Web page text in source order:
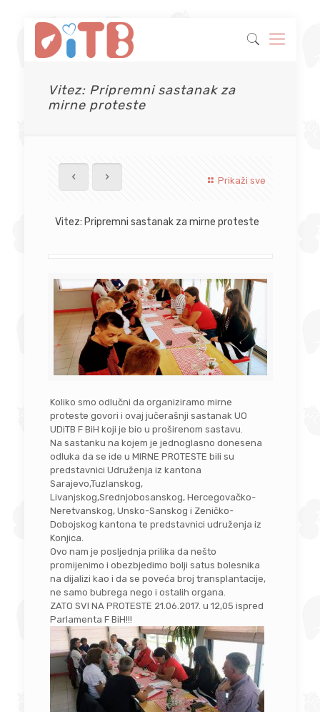
Vitez: Pripremni sastanak za
mirne proteste
Prikaži sve
Vitez: Pripremni sastanak za mirne proteste
Koliko smo odlučni da organiziramo mirne
proteste govori i ovaj jučerašnji sastanak UO
UDiTB F BiH koji je bio u proširenom sastavu.
Na sastanku na kojem je jednoglasno donesena
odluka da se ide u MIRNE PROTESTE bili su
predstavnici Udruženja iz kantona
Sarajevo,Tuzlanskog,
Livanjskog,Srednjobosanskog, Hercegovačko-
Neretvanskog, Unsko-Sanskog i Zeničko-
Dobojskog kantona te predstavnici udruženja iz
Konjica.
Ovo nam je posljednja prilika da nešto
promijenimo i obezbjedimo bolji satus bolesnika
na dijalizi kao i da se poveća broj transplantacije,
ne samo bubrega nego i ostalih organa.
ZATO SVI NA PROTESTE 21.06.2017. u 12,05 ispred
Parlamenta F BiH!!!